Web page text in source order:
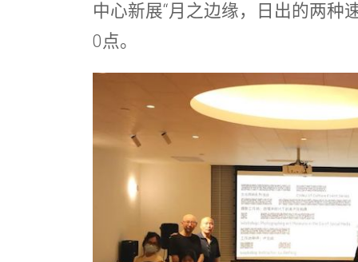
中心新展“月之边缘，日出的两种
0点。